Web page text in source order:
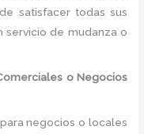
satisfacer todas sus
servicio de mudanza o
o Negocios
negocios o locales